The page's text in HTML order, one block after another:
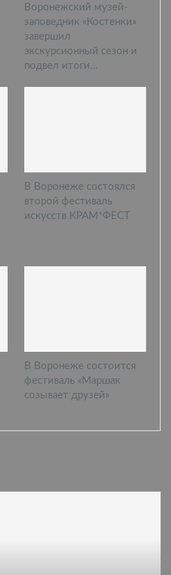
Воронежский музей-
заповедник «Костенки»
завершил
экскурсионный сезон и
подвел итоги…
В Воронеже состоялся
второй фестиваль
искусств КРАМ*ФЕСТ
В Воронеже состоится
фестиваль «Маршак
созывает друзей»